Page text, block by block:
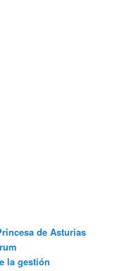
de Asturias
la gestión